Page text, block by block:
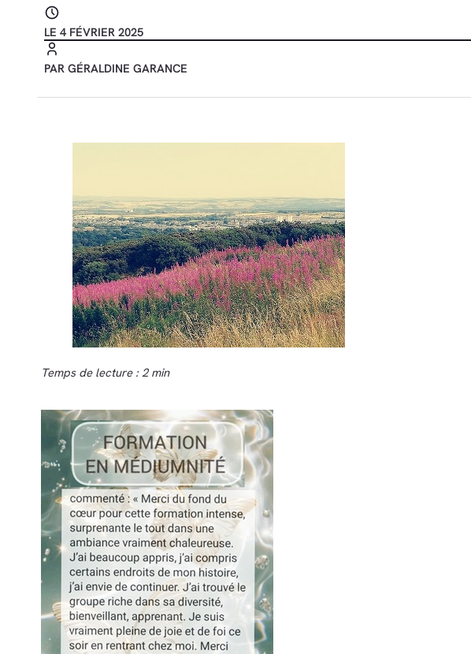
LE 4 FÉVRIER 2025
PAR GÉRALDINE GARANCE
Temps de lecture : 2 min